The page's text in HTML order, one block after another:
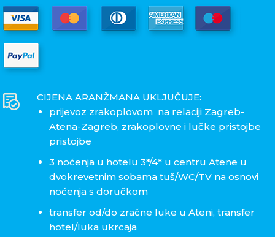
CIJENA ARANŽMANA UKLJUČUJE:
prijevoz zrakoplovom na relaciji Zagreb-
Atena-Zagreb, zrakoplovne i lučke pristojbe
pristojbe
3 noćenja u hotelu 3*/4* u centru Atene u
dvokrevetnim sobama tuš/WC/TV na osnovi
noćenja s doručkom
transfer od/do zračne luke u Ateni, transfer
hotel/luka ukrcaja